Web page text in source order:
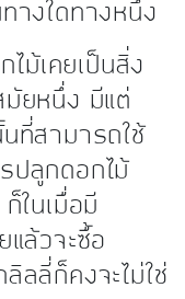
างใดทางหนึ่ง
ม้เคยเป็นสิ่ง
มัยหนึ่ง มีแต่
ที่สามารถใช้
ปลูกดอกไม้
ในเมื่อมี
แล้วจะซื้อ
ลลี่ก็คงจะไม่ใช่